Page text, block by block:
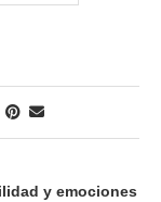
y emociones